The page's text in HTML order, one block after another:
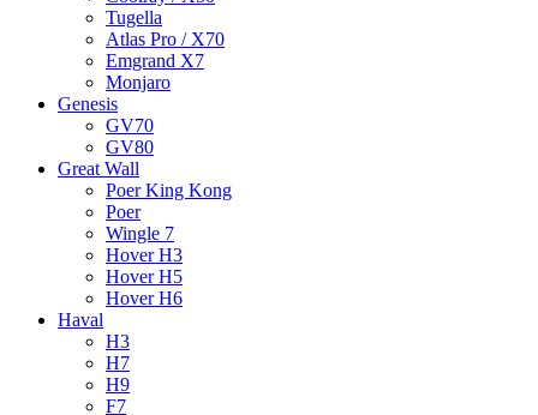
Tugella
Atlas Pro / X70
Emgrand X7
Monjaro
Genesis
GV70
GV80
Great Wall
Poer King Kong
Poer
Wingle 7
Hover H3
Hover H5
Hover H6
Haval
H3
H7
H9
F7